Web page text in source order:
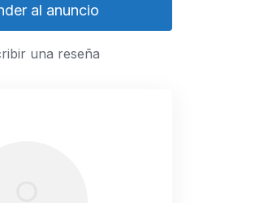
al anuncio
una reseña